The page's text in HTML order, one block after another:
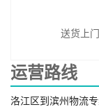
送货上门
运营路线
洛江区到滨州物流